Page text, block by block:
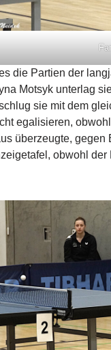
die Partien der
Motsyk unterlag
sie mit dem
egalisieren,
überzeugte, gegen
obwohl